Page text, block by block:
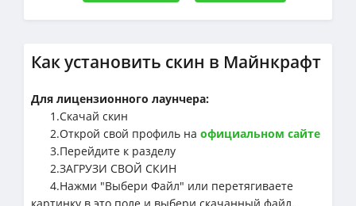
Как установить скин в Майнкрафт
Для лицензионного лаунчера:
1.Cкачай скин
2.Открой свой профиль на официальном сайте
3.Перейдите к разделу
2.ЗАГРУЗИ СВОЙ СКИН
4.Нажми "Выбери Файл" или перетягиваете
картинку в это поле и выбери скачанный файл,